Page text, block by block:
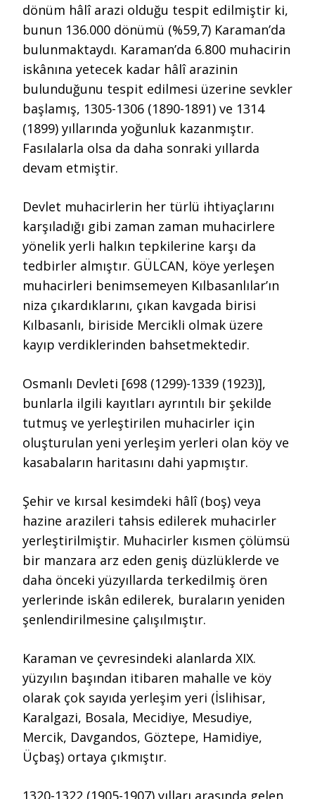
dönüm hâlî arazi olduğu tespit edilmiştir ki,
bunun 136.000 dönümü (%59,7) Karaman’da
bulunmaktaydı. Karaman’da 6.800 muhacirin
iskânına yetecek kadar hâlî arazinin
bulunduğunu tespit edilmesi üzerine sevkler
başlamış, 1305-1306 (1890-1891) ve 1314
(1899) yıllarında yoğunluk kazanmıştır.
Fasılalarla olsa da daha sonraki yıllarda
devam etmiştir.
Devlet muhacirlerin her türlü ihtiyaçlarını
karşıladığı gibi zaman zaman muhacirlere
yönelik yerli halkın tepkilerine karşı da
tedbirler almıştır. GÜLCAN, köye yerleşen
muhacirleri benimsemeyen Kılbasanlılar’ın
niza çıkardıklarını, çıkan kavgada birisi
Kılbasanlı, biriside Mercikli olmak üzere
kayıp verdiklerinden bahsetmektedir.
Osmanlı Devleti [698 (1299)-1339 (1923)],
bunlarla ilgili kayıtları ayrıntılı bir şekilde
tutmuş ve yerleştirilen muhacirler için
oluşturulan yeni yerleşim yerleri olan köy ve
kasabaların haritasını dahi yapmıştır.
Şehir ve kırsal kesimdeki hâlî (boş) veya
hazine arazileri tahsis edilerek muhacirler
yerleştirilmiştir. Muhacirler kısmen çölümsü
bir manzara arz eden geniş düzlüklerde ve
daha önceki yüzyıllarda terkedilmiş ören
yerlerinde iskân edilerek, buraların yeniden
şenlendirilmesine çalışılmıştır.
Karaman ve çevresindeki alanlarda XIX.
yüzyılın başından itibaren mahalle ve köy
olarak çok sayıda yerleşim yeri (İslihisar,
Karalgazi, Bosala, Mecidiye, Mesudiye,
Mercik, Davgandos, Göztepe, Hamidiye,
Üçbaş) ortaya çıkmıştır.
1320-1322 (1905-1907) yılları arasında gelen